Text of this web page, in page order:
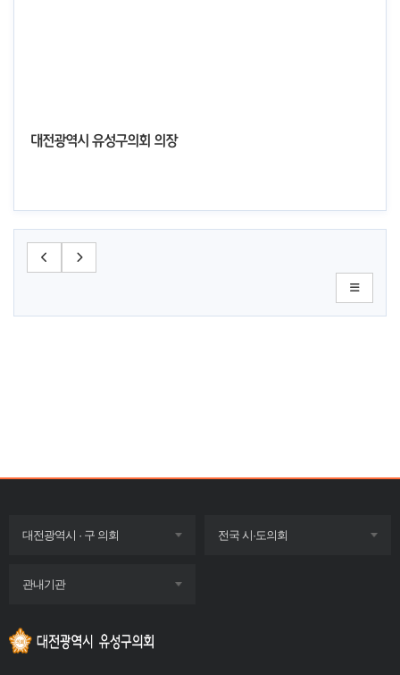
대전광역시 유성구의회 의장
대전광역시 · 구 의회 전국 시·도의회
관내기관